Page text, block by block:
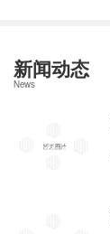
新闻动态
News